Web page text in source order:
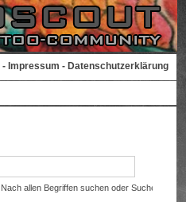
- Impressum - Datenschutzerklärung
Nach allen Begriffen suchen oder Suche wie